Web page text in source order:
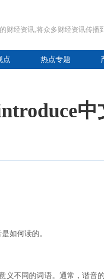
财经资讯,将众多财经资讯传播
点 热点专题
如何读的。
义不同的词语。通常，谐音